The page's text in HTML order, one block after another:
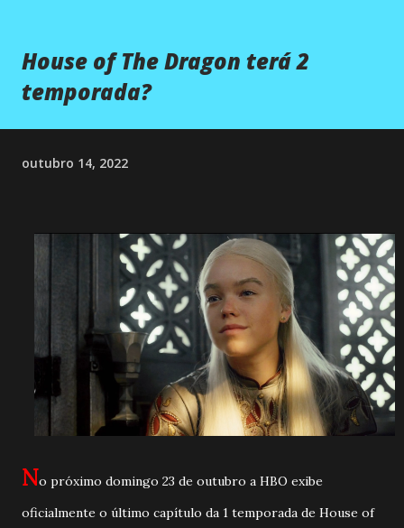
House of The Dragon terá 2
temporada?
outubro 14, 2022
No próximo domingo 23 de outubro a HBO exibe
oficialmente o último capítulo da 1 temporada de House of